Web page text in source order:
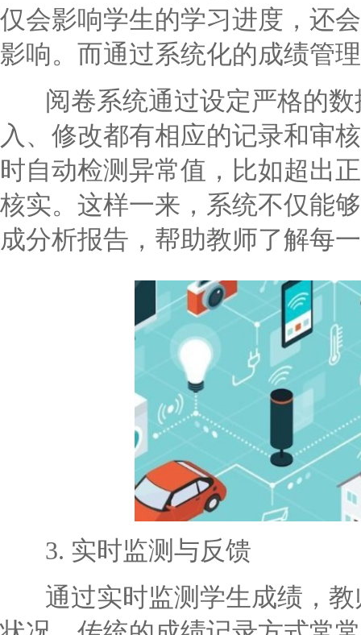
仅会影响学生的学习进度，还
影响。而通过系统化的成绩管
阅卷系统通过设定严格的数
入、修改都有相应的记录和审
时自动检测异常值，比如超出
核实。这样一来，系统不仅能
成分析报告，帮助教师了解每
3. 实时监测与反馈
通过实时监测学生成绩，教